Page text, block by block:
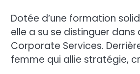
Dotée d’une formation
elle a su se distinguer
Corporate Services.
femme qui allie stratégie,